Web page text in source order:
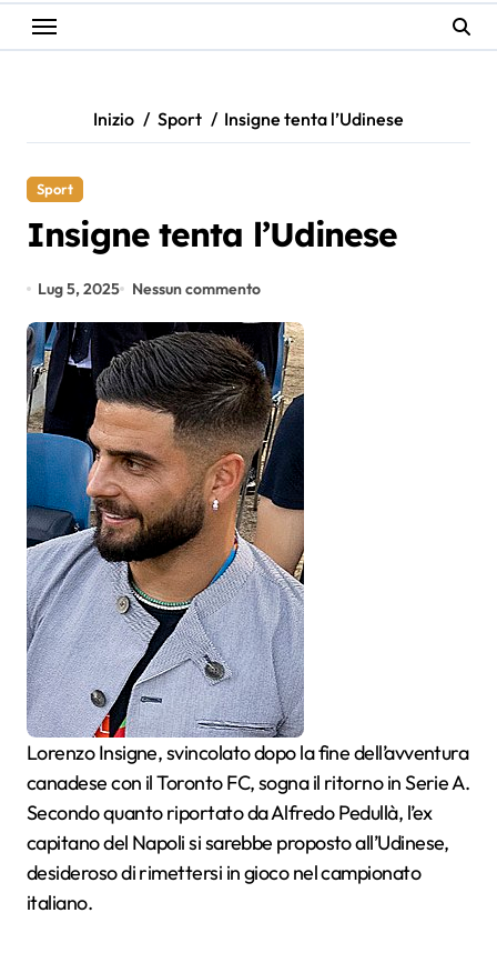
Inizio Sport Insigne tenta l’Udinese
Sport
Insigne tenta l’Udinese
Lug 5, 2025 Nessun commento
Lorenzo Insigne, svincolato dopo la fine dell’avventura
canadese con il Toronto FC, sogna il ritorno in Serie A.
Secondo quanto riportato da Alfredo Pedullà, l’ex
capitano del Napoli si sarebbe proposto all’Udinese,
desideroso di rimettersi in gioco nel campionato
italiano.